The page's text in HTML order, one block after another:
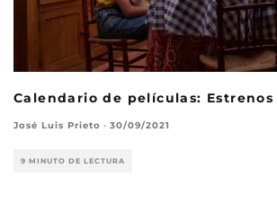
Calendario de películas: Estrenos
José Luis Prieto · 30/09/2021
9 MINUTO DE LECTURA